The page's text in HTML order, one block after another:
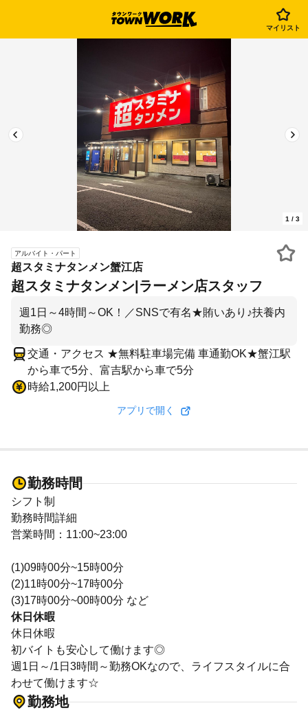
マイリスト
1 / 3
アルバイト・パート
超スタミナタンメン蟹江店
超スタミナタンメン|ラーメン店スタッフ
週1日～4時間～OK！／SNSで有名★賄いあり♪扶養内
勤務◎
交通・アクセス ★無料駐車場完備 車通勤OK★蟹江駅
から車で5分、富吉駅から車で5分
時給1,200円以上
アプリで開く
勤務時間
シフト制
勤務時間詳細
営業時間：11:00~23:00
(1)09時00分~15時00分
(2)11時00分~17時00分
(3)17時00分~00時00分 など
休日休暇
休日休暇
初バイトも安心して働けます◎
週1日～/1日3時間～勤務OKなので、ライフスタイルに合
わせて働けます☆
勤務地